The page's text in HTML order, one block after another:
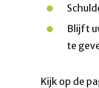
Blijft
te
Kijk op de